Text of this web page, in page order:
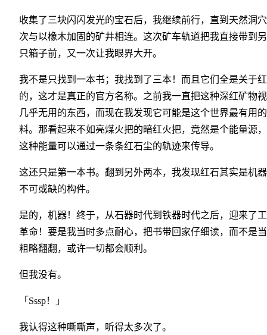
收集了三块闪闪发光的宝石后，我继续前行，直到天然洞
次与以橡木加固的矿井相连。这次矿车轨道把我直接带到
只箱子前，又一次让我眼界大开。
我不是只找到一本书；我找到了三本！而且它们全是关于
的，这才是真正的官方名称。之前我一直把这种深红矿物
几乎无用的东西，而现在我发现它可能是这个世界最有用
料。那看起来不如亮煤火把的暗红火把，竟然是个能量源
这种能量可以通过一条条红石尘的轨迹来传导。
这还只是第一本书。翻到另外两本，我发现红石其实是机
不可或缺的构件。
是的，机器！终于，从石器时代到铁器时代之后，迎来了
革命！要是我当时多点耐心，把书带回家仔细读，而不是
粗略翻翻，或许一切都会顺利。
但我没有。
「Sssp！」
我认得这种嘶嘶声，听得太多次了。